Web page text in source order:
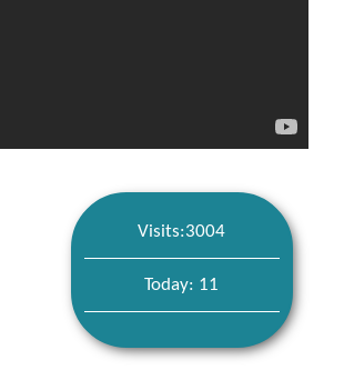
Visits:3004
Today: 11